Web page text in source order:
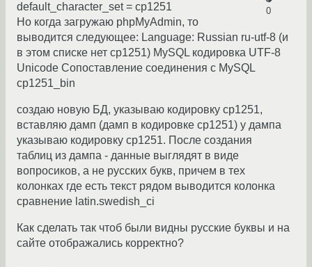
0
default_character_set = cp1251
Но когда загружаю phpMyAdmin, то
выводится следующее: Language: Russian ru-utf-8 (и
в этом списке нет cp1251) MySQL кодировка UTF-8
Unicode Сопоставление соединения с MySQL
cp1251_bin
создаю новую БД, указываю кодировку cp1251,
вставляю дамп (дамп в кодировке cp1251) у дампа
указываю кодировку cp1251. После создания
таблиц из дампа - данные выглядят в виде
вопросиков, а не русских букв, причем в тех
колонках где есть текст рядом выводится колонка
сравнение latin.swedish_ci
Как сделать так чтоб были видны русские буквы и на
сайте отображались корректно?